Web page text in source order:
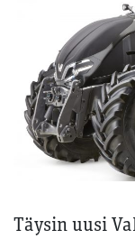
Täysin uusi